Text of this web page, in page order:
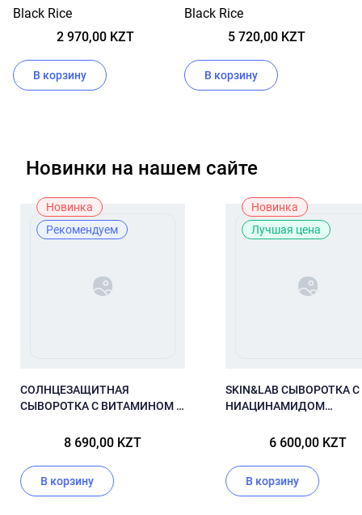
ПРОБЛЕМНОЙ КОЖИ
Black Rice
2 970,00 KZT
В корзину
Black Rice
5 720,00 KZT
В корзину
Новинки на нашем сайте
Новинка
Рекомендуем
СОЛНЦЕЗАЩИТНАЯ
СЫВОРОТКА С ВИТАМИНОМ U
SERUM SPF 50+ PA++++
8 690,00 KZT
В корзину
Новинка
Лучшая цена
SKIN&LAB СЫВОРОТКА С
НИАЦИНАМИДОМ
6 600,00 KZT
В корзину